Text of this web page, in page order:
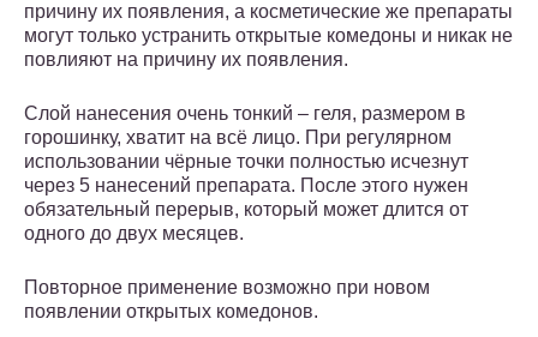
причину их появления, а косметические же препараты
могут только устранить открытые комедоны и никак не
повлияют на причину их появления.
Слой нанесения очень тонкий – геля, размером в
горошинку, хватит на всё лицо. При регулярном
использовании чёрные точки полностью исчезнут
через 5 нанесений препарата. После этого нужен
обязательный перерыв, который может длится от
одного до двух месяцев.
Повторное применение возможно при новом
появлении открытых комедонов.